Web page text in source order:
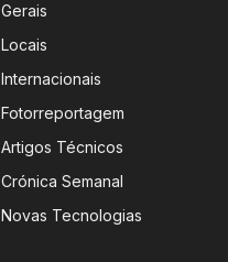
Gerais
Locais
Internacionais
Fotorreportagem
Artigos Técnicos
Crónica Semanal
Novas Tecnologias